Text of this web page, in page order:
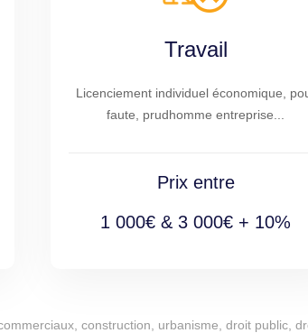
Travail
Licenciement individuel économique,
faute, prudhomme entreprise...
Prix entre
1 000€ & 3 000€ + 10%
construction, urbanisme, droit public,